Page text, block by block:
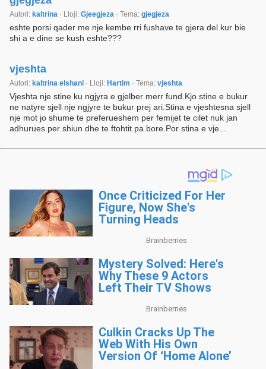
Autori: kaltrina · Lloji: Gjeegjeza · Tema: gjegjeza
eshte porsi qader me nje kembe rri fushave te gjera del kur bie
shi a e dine se kush eshte???
vjeshta
Autori: kaltrina elshani · Lloji: Hartim · Tema: vjeshta
Vjeshta nje stine ku ngjyra e gjelber merr fund.Kjo stine e bukur
ne natyre sjell nje ngjyre te bukur prej ari.Stina e vjeshtesna sjell
nje mot jo shume te preferueshem per femijet te cilet nuk jan
adhurues per shiun dhe te ftohtit pa bore.Por stina e vje...